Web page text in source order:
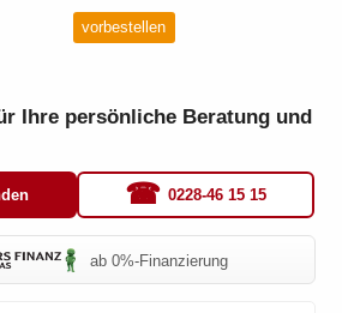
vorbestellen
Ihre persönliche Beratung und
0228-46 15 15
ab 0%-Finanzierung